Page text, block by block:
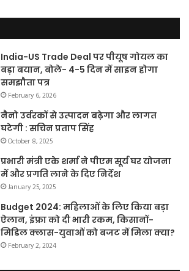
India-US Trade Deal पर पीयूष गोयल का
बड़ा बयान, बोले- 4-5 दिन में साइन होगा
समझौता पत्र
February 6, 2026
नैनो उर्वरकों से उत्पादन बढ़ेगा और लागत
घटेगी : सचिन प्रताप सिंह
October 8, 2025
प्रभारी मंत्री एके शर्मा ने पीएम सूर्य घर योजना
में और प्रगति लाने के दिए निर्देश
January 25, 2025
Budget 2024: महिलाओं के लिए किया बड़ा
ऐलान, इंफ्रा को दी भारी रकम, किसानों-
मिडिल क्लास-युवाओं को बजट में मिला क्या?
February 2, 2024